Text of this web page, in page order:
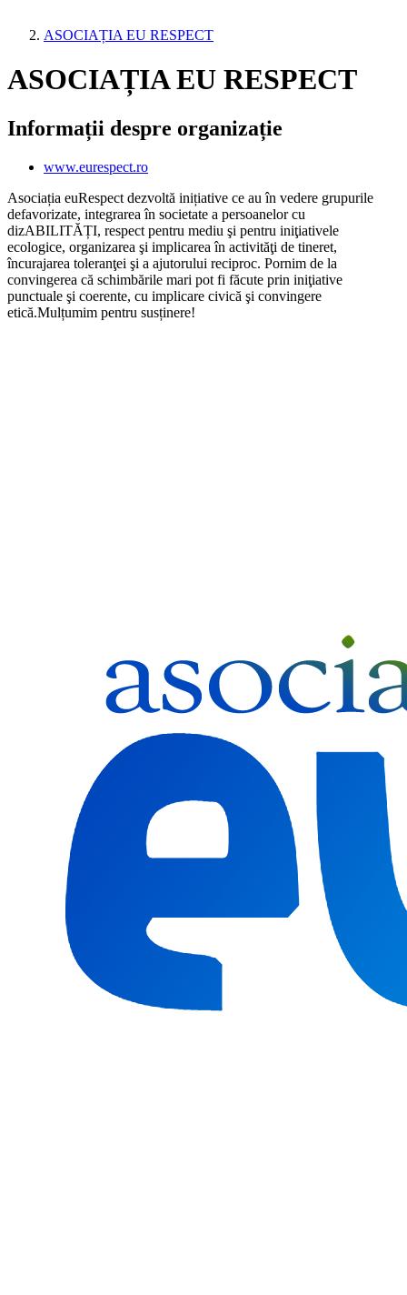
ASOCIAȚIA EU RESPECT
ASOCIAȚIA EU RESPECT
Informații despre organizație
www.eurespect.ro
Asociația euRespect dezvoltă inițiative ce au în vedere grupurile
defavorizate, integrarea în societate a persoanelor cu
dizABILITĂȚI, respect pentru mediu şi pentru iniţiativele
ecologice, organizarea şi implicarea în activităţi de tineret,
încurajarea toleranţei şi a ajutorului reciproc. Pornim de la
convingerea că schimbările mari pot fi făcute prin iniţiative
punctuale şi coerente, cu implicare civică şi convingere
etică.Mulțumim pentru susținere!